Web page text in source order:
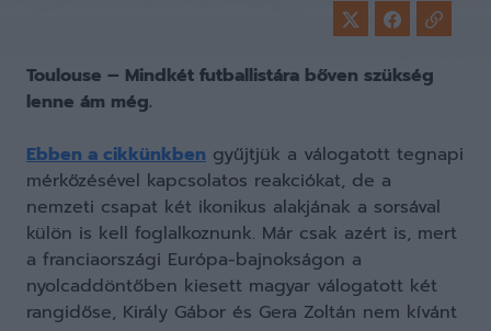
Toulouse – Mindkét futballistára bőven szükség
lenne ám még.
Ebben a cikkünkben gyűjtjük a válogatott tegnapi
mérkőzésével kapcsolatos reakciókat, de a
nemzeti csapat két ikonikus alakjának a sorsával
külön is kell foglalkoznunk. Már csak azért is, mert
a franciaországi Európa-bajnokságon a
nyolcaddöntőben kiesett magyar válogatott két
rangidőse, Király Gábor és Gera Zoltán nem kívánt